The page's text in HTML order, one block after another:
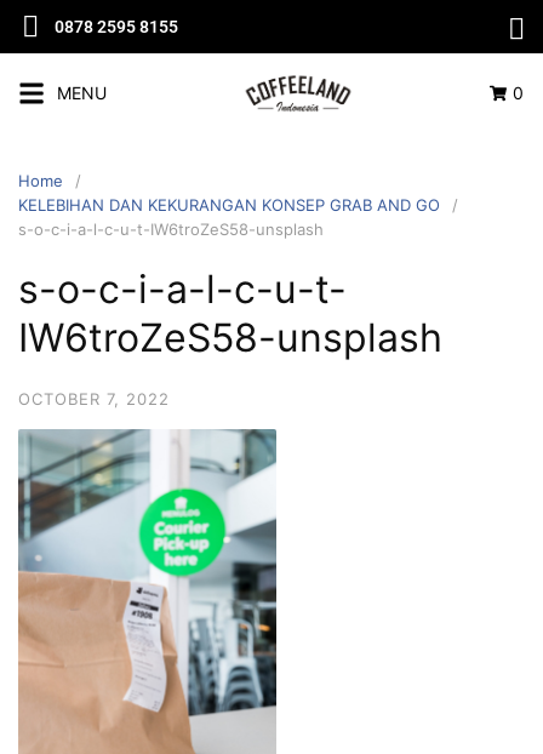
0878 2595 8155
MENU 0
Home
KELEBIHAN DAN KEKURANGAN KONSEP GRAB AND GO
s-o-c-i-a-l-c-u-t-IW6troZeS58-unsplash
s-o-c-i-a-l-c-u-t-
IW6troZeS58-unsplash
OCTOBER 7, 2022